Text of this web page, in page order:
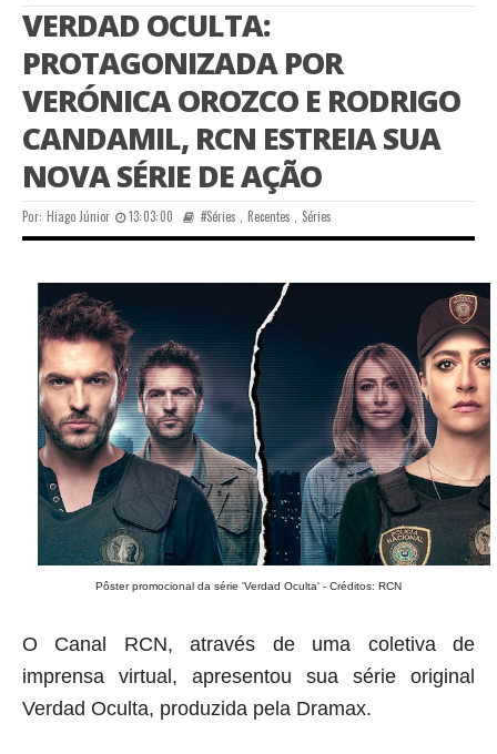
VERDAD OCULTA:
PROTAGONIZADA POR
VERÓNICA OROZCO E RODRIGO
CANDAMIL, RCN ESTREIA SUA
NOVA SÉRIE DE AÇÃO
Por: Hiago Júnior 13:03:00 #Séries ,Recentes Séries
Pôster promocional da série 'Verdad Oculta' - Créditos: RCN
O Canal RCN, através de uma coletiva de
imprensa virtual, apresentou sua série original
Verdad Oculta, produzida pela Dramax.